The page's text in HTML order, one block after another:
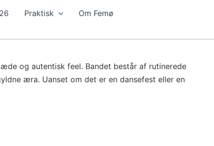
Praktisk
Om Femø
og autentisk feel. Bandet består af rutinerede
æra. Uanset om det er en dansefest eller en